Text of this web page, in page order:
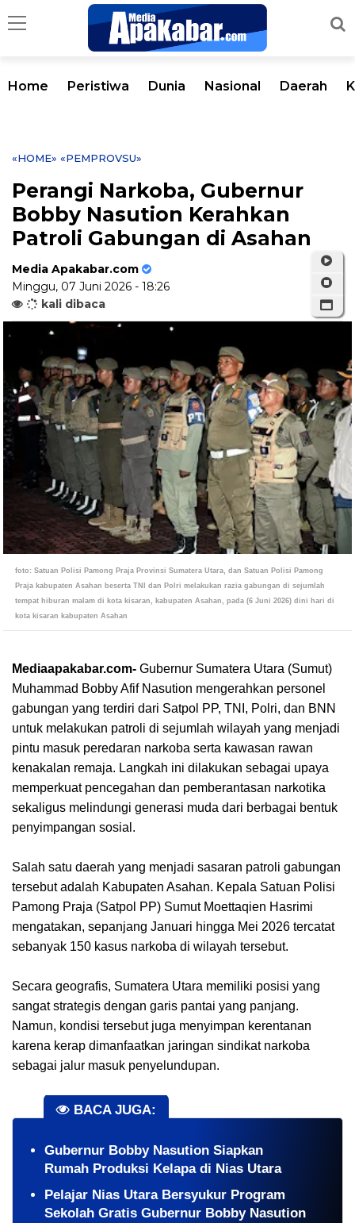
Home Peristiwa Dunia Nasional Daerah
«HOME» «PEMPROVSU»
Perangi Narkoba, Gubernur
Bobby Nasution Kerahkan
Patroli Gabungan di Asahan
Media Apakabar.com
Minggu, 07 Juni 2026 - 18:26
kali dibaca
foto: Satuan Polisi Pamong Praja Provinsi Sumatera Utara, dan Satuan Polisi Pamong
Praja kabupaten Asahan beserta TNI dan Polri melakukan razia gabungan di sejumlah
tempat hiburan malam di kota kisaran, kabupaten Asahan, pada (6 Juni 2026) dini hari di
kota kisaran kabupaten Asahan
Mediaapakabar.com- Gubernur Sumatera Utara (Sumut)
Muhammad Bobby Afif Nasution mengerahkan personel
gabungan yang terdiri dari Satpol PP, TNI, Polri, dan BNN
untuk melakukan patroli di sejumlah wilayah yang menjadi
pintu masuk peredaran narkoba serta kawasan rawan
kenakalan remaja. Langkah ini dilakukan sebagai upaya
memperkuat pencegahan dan pemberantasan narkotika
sekaligus melindungi generasi muda dari berbagai bentuk
penyimpangan sosial.
Salah satu daerah yang menjadi sasaran patroli gabungan
tersebut adalah Kabupaten Asahan. Kepala Satuan Polisi
Pamong Praja (Satpol PP) Sumut Moettaqien Hasrimi
mengatakan, sepanjang Januari hingga Mei 2026 tercatat
sebanyak 150 kasus narkoba di wilayah tersebut.
Secara geografis, Sumatera Utara memiliki posisi yang
sangat strategis dengan garis pantai yang panjang.
Namun, kondisi tersebut juga menyimpan kerentanan
karena kerap dimanfaatkan jaringan sindikat narkoba
sebagai jalur masuk penyelundupan.
BACA JUGA:
Gubernur Bobby Nasution Siapkan
Rumah Produksi Kelapa di Nias Utara
Pelajar Nias Utara Bersyukur Program
Sekolah Gratis Gubernur Bobby Nasution